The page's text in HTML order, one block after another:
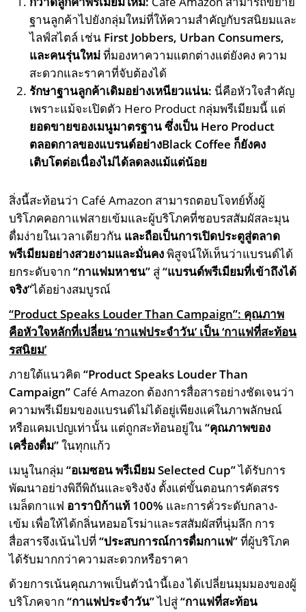
ฐานลูกค้าไปยังกลุ่มใหม่ที่ให้ความสำคัญกับรสนิยมและ
ไลฟ์สไตล์ เช่น First Jobbers, Urban Consumers,
และคนรุ่นใหม่ที่มองหาความแตกต่างแต่ยังคง ความ
สะดวกและราคาที่จับต้องได้
รักษาฐานลูกค้าเดิมอย่างเหนียวแน่น: นี่คือหัวใจสำคัญ
เพราะแม้จะเปิดตัว Hero Product กลุ่มพรีเมียมนี้ แต่
ยอดขายของเมนูมาตรฐาน ซึ่งเป็น Hero Product
ตลอดกาลของแบรนด์อย่างBlack Coffee ก็ยังคง
เติบโตต่อเนื่องไม่ได้ลดลงแม้แต่น้อย
สิ่งนี้สะท้อนว่า Café Amazon สามารถตอบโจทย์ทั้งผู้
บริโภคคอกาแฟสายเข้มและผู้บริโภคที่ชอบรสสัมผัสละมุน
ดื่มง่ายในเวลาเดียวกัน และถือเป็นการเปิดประตูสู่ตลาด
พรีเมียมอย่างสวยงามและมั่นคงพิสูจน์ให้เห็นว่าแบรนด์ได้
ยกระดับจาก“กาแฟมหาชน” สู่“แบรนด์พรีเมียมที่เข้าถึงได้
จริง”ได้อย่างสมบูรณ์
“Product Speaks Louder Than Campaign”: คุณภาพ
คือหัวใจหลักที่เปลี่ยน ‘กาแฟประจำวัน’ เป็น ‘กาแฟที่สะท้อน
รสนิยม’
ภายใต้แนวคิด“Product Speaks Louder Than
Campaign” Café Amazon ต้องการสื่อสารอย่างชัดเจนว่า
ความพรีเมียมของแบรนด์ไม่ได้อยู่เพียงแค่ในภาพลักษณ์
หรือแคมเปญเท่านั้น แต่ถูกสะท้อนอยู่ใน“คุณภาพของ
เครื่องดื่ม”ในทุกแก้ว
เมนูในกลุ่ม“อเมซอน พรีเมียมSelected Cup”ได้รับการ
พัฒนาอย่างพิถีพิถันและจริงจัง ตั้งแต่ขั้นตอนการคัดสรร
เมล็ดกาแฟ อาราบิก้าแท้ 100% และการคั่วระดับกลาง-
เข้ม เพื่อให้ได้กลิ่นหอมอโรม่าและรสสัมผัสที่นุ่มลึก การ
สื่อสารจึงเน้นไปที่“ประสบการณ์การดื่มกาแฟ”ที่ผู้บริโภค
ได้รับมากกว่าความสะดวกหรือราคา
ด้วยการเน้นคุณภาพเป็นตัวนำนี้เอง ได้เปลี่ยนมุมมองของผู้
บริโภคจาก“กาแฟประจำวัน”ไปสู่“กาแฟที่สะท้อน